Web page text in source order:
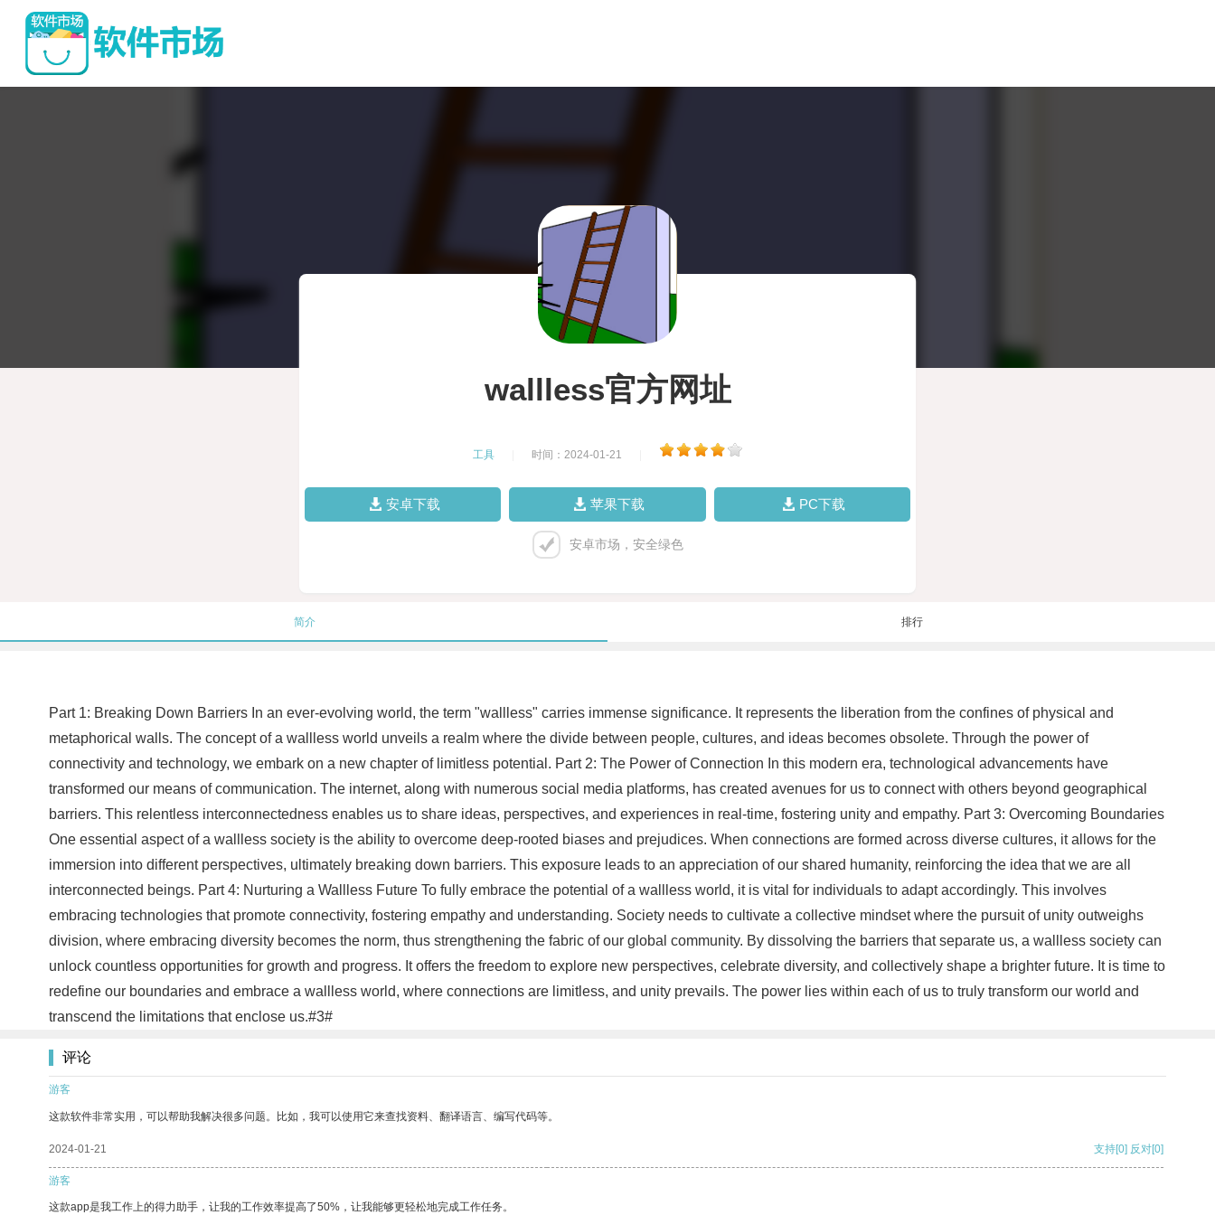
wallless官方网址
工具 时间：2024-01-21
安卓下载 苹果下载 PC下载
安卓市场，安全绿色
简介 排行
Part 1: Breaking Down Barriers In an ever-evolving world, the term "wallless" carries immense significance. It represents the liberation from the confines of physical and
metaphorical walls. The concept of a wallless world unveils a realm where the divide between people, cultures, and ideas becomes obsolete. Through the power of
connectivity and technology, we embark on a new chapter of limitless potential. Part 2: The Power of Connection In this modern era, technological advancements have
transformed our means of communication. The internet, along with numerous social media platforms, has created avenues for us to connect with others beyond geographical
barriers. This relentless interconnectedness enables us to share ideas, perspectives, and experiences in real-time, fostering unity and empathy. Part 3: Overcoming Boundaries
One essential aspect of a wallless society is the ability to overcome deep-rooted biases and prejudices. When connections are formed across diverse cultures, it allows for the
immersion into different perspectives, ultimately breaking down barriers. This exposure leads to an appreciation of our shared humanity, reinforcing the idea that we are all
interconnected beings. Part 4: Nurturing a Wallless Future To fully embrace the potential of a wallless world, it is vital for individuals to adapt accordingly. This involves
embracing technologies that promote connectivity, fostering empathy and understanding. Society needs to cultivate a collective mindset where the pursuit of unity outweighs
division, where embracing diversity becomes the norm, thus strengthening the fabric of our global community. By dissolving the barriers that separate us, a wallless society can
unlock countless opportunities for growth and progress. It offers the freedom to explore new perspectives, celebrate diversity, and collectively shape a brighter future. It is time to
redefine our boundaries and embrace a wallless world, where connections are limitless, and unity prevails. The power lies within each of us to truly transform our world and
transcend the limitations that enclose us.#3#
评论
游客
这款软件非常实用，可以帮助我解决很多问题。比如，我可以使用它来查找资料、翻译语言、编写代码等。
2024-01-21 支持[0] 反对[0]
游客
这款app是我工作上的得力助手，让我的工作效率提高了50%，让我能够更轻松地完成工作任务。